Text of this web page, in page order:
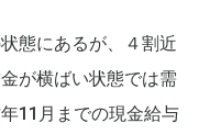
態にあるが、４割近
が横ばい状態では需
11月までの現金給与